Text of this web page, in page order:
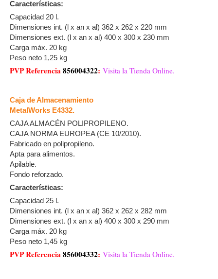
Características:
Capacidad 20 l.
Dimensiones int. (l x an x al) 362 x 262 x 220 mm
Dimensiones ext. (l x an x al) 400 x 300 x 230 mm
Carga máx. 20 kg
Peso neto 1,25 kg
PVP Referencia856004322: Visita la Tienda Online.
Caja de Almacenamiento
MetalWorks E4332.
CAJA ALMACÉN POLIPROPILENO.
CAJA NORMA EUROPEA (CE 10/2010).
Fabricado en polipropileno.
Apta para alimentos.
Apilable.
Fondo reforzado.
Características:
Capacidad 25 l.
Dimensiones int. (l x an x al) 362 x 262 x 282 mm
Dimensiones ext. (l x an x al) 400 x 300 x 290 mm
Carga máx. 20 kg
Peso neto 1,45 kg
PVP Referencia856004332: Visita la Tienda Online.